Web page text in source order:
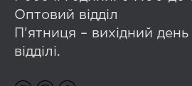
Оптовий відділ
П'ятниця – вихідний
відділі.